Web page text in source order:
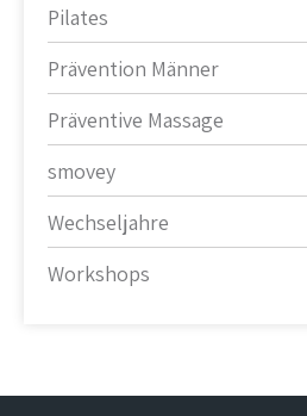
Pilates
Prävention Männer
Präventive Massage
smovey
Wechseljahre
Workshops